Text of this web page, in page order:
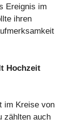
Ereignis im
ihren
Hochzeit
im Kreise von
zählten auch